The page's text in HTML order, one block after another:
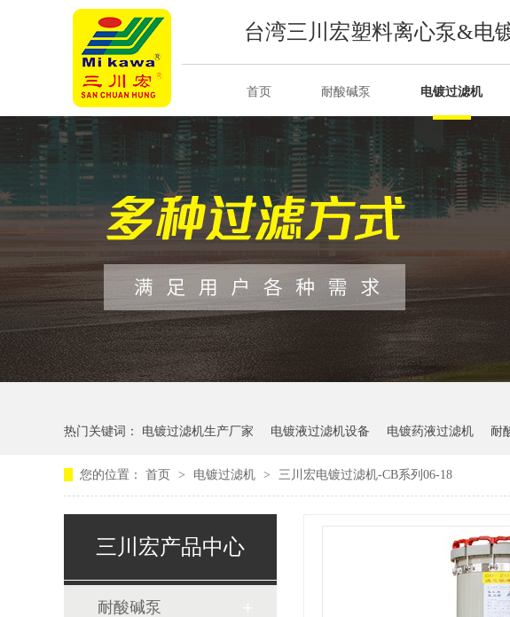
台湾三川宏塑料离心泵&电
首页 耐酸碱泵 电镀过滤机
关于三川宏
热门关键词： 电镀过滤机生产厂家 电镀液过滤机设备 电镀药液过滤机 耐
您的位置： 首页 > 电镀过滤机 > 三川宏电镀过滤机-CB系列06-18
三川宏产品中心
耐酸碱泵